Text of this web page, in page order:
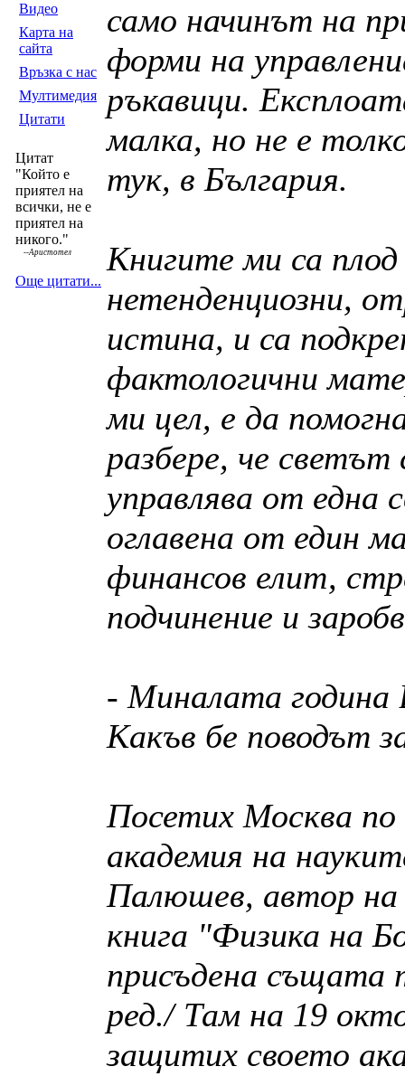
Видео
Карта на
сайта
Връзка с нас
Мултимедия
Цитати
Цитат
"Който е
приятел на
всички, не е
приятел на
никого."
--Аристотел
Още цитати...
само начинът на
форми на
ръкавици.
малка, но не е
тук, в България.
Книгите ми са
нетенденциозни,
истина, и са
фактологични
ми цел, е да
разбере, че светът
управлява от една
оглавена от един
финансов елит,
подчинение и
- Миналата година
Какъв бе поводът
Посетих Москва
академия на
Палюшев, автор на
книга "Физика на
присъдена същата
ред./ Там на 19
защитих своето